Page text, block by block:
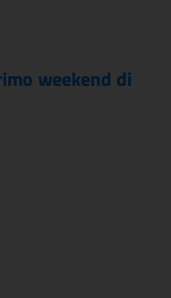
weekend di